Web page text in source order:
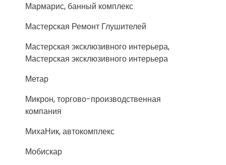
Мармарис, банный комплекс
Мастерская Ремонт Глушителей
Мастерская эксклюзивного интерьера,
Мастерская эксклюзивного интерьера
Метар
Микрон, торгово-производственная
компания
МихаНик, автокомплекс
Мобискар